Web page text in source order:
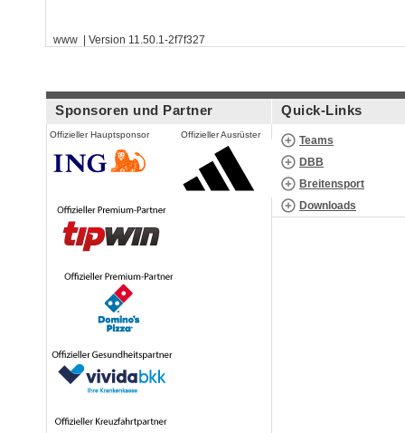
www | Version 11.50.1-2f7f327
Sponsoren und Partner
Offizieller Hauptsponsor Offizieller Ausrüster
Quick-Links
Teams
DBB
Breitensport
Downloads